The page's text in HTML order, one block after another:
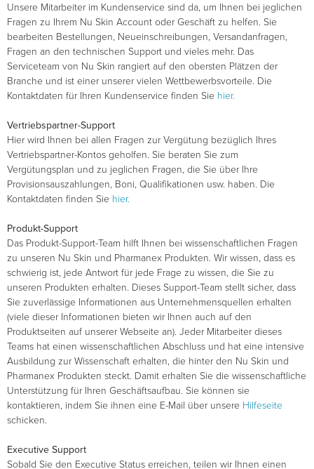
Unsere Mitarbeiter im Kundenservice sind da, um Ihnen bei jeglichen
Fragen zu Ihrem Nu Skin Account oder Geschäft zu helfen. Sie
bearbeiten Bestellungen, Neueinschreibungen, Versandanfragen,
Fragen an den technischen Support und vieles mehr. Das
Serviceteam von Nu Skin rangiert auf den obersten Plätzen der
Branche und ist einer unserer vielen Wettbewerbsvorteile. Die
Kontaktdaten für Ihren Kundenservice finden Sie hier.
Vertriebspartner-Support
Hier wird Ihnen bei allen Fragen zur Vergütung bezüglich Ihres
Vertriebspartner-Kontos geholfen. Sie beraten Sie zum
Vergütungsplan und zu jeglichen Fragen, die Sie über Ihre
Provisionsauszahlungen, Boni, Qualifikationen usw. haben. Die
Kontaktdaten finden Sie hier.
Produkt-Support
Das Produkt-Support-Team hilft Ihnen bei wissenschaftlichen Fragen
zu unseren Nu Skin und Pharmanex Produkten. Wir wissen, dass es
schwierig ist, jede Antwort für jede Frage zu wissen, die Sie zu
unseren Produkten erhalten. Dieses Support-Team stellt sicher, dass
Sie zuverlässige Informationen aus Unternehmensquellen erhalten
(viele dieser Informationen bieten wir Ihnen auch auf den
Produktseiten auf unserer Webseite an). Jeder Mitarbeiter dieses
Teams hat einen wissenschaftlichen Abschluss und hat eine intensive
Ausbildung zur Wissenschaft erhalten, die hinter den Nu Skin und
Pharmanex Produkten steckt. Damit erhalten Sie die wissenschaftliche
Unterstützung für Ihren Geschäftsaufbau. Sie können sie
kontaktieren, indem Sie ihnen eine E-Mail über unsere Hilfeseite
schicken.
Executive Support
Sobald Sie den Executive Status erreichen, teilen wir Ihnen einen